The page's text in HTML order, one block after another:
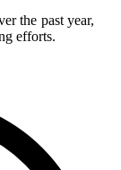
the past year,
efforts.